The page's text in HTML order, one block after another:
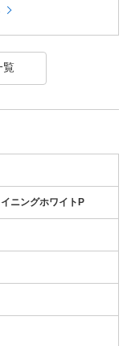
覧
ニングホワイトP